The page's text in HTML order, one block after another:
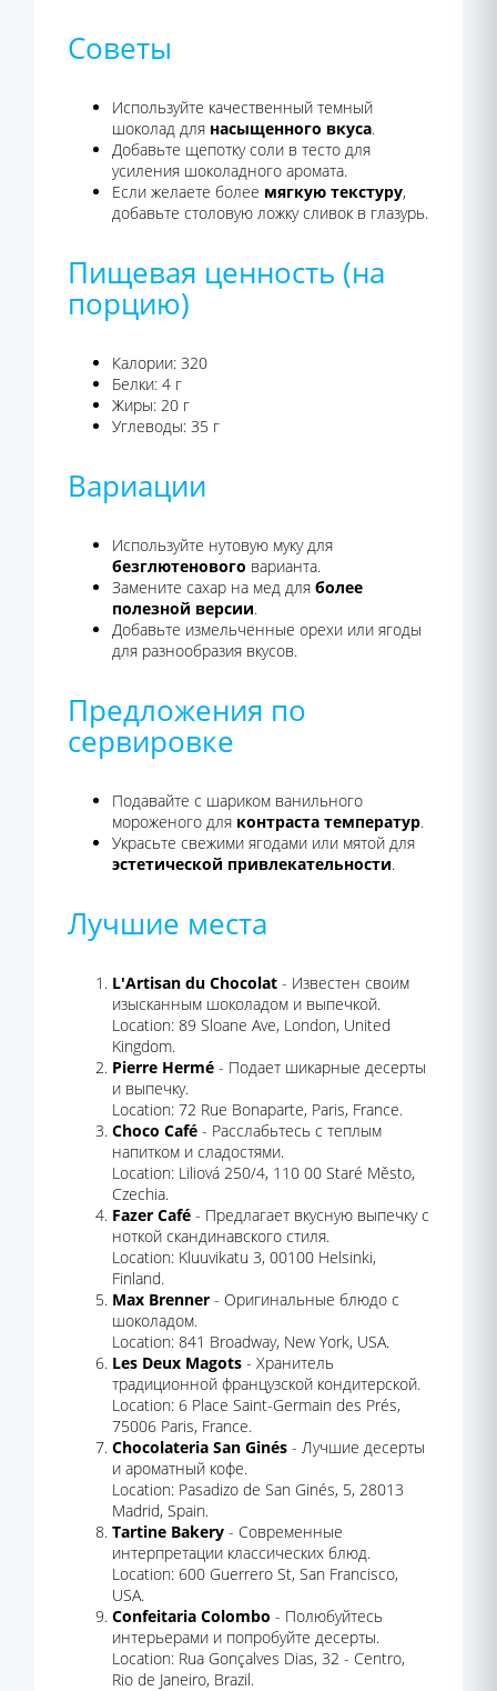
Советы
Используйте качественный темный
шоколад для насыщенного вкуса.
Добавьте щепотку соли в тесто для
усиления шоколадного аромата.
Если желаете более мягкую текстуру,
добавьте столовую ложку сливок в глазурь.
Пищевая ценность (на
порцию)
Калории: 320
Белки: 4 г
Жиры: 20 г
Углеводы: 35 г
Вариации
Используйте нутовую муку для
безглютенового варианта.
Замените сахар на мед для более
полезной версии.
Добавьте измельченные орехи или ягоды
для разнообразия вкусов.
Предложения по
сервировке
Подавайте с шариком ванильного
мороженого для контраста температур.
Украсьте свежими ягодами или мятой для
эстетической привлекательности.
Лучшие места
L'Artisan du Chocolat - Известен своим
изысканным шоколадом и выпечкой.
Location: 89 Sloane Ave, London, United
Kingdom.
Pierre Hermé - Подает шикарные десерты
и выпечку.
Location: 72 Rue Bonaparte, Paris, France.
Choco Café - Расслабьтесь с теплым
напитком и сладостями.
Location: Liliová 250/4, 110 00 Staré Město,
Czechia.
Fazer Café - Предлагает вкусную выпечку с
ноткой скандинавского стиля.
Location: Kluuvikatu 3, 00100 Helsinki,
Finland.
Max Brenner - Оригинальные блюдо с
шоколадом.
Location: 841 Broadway, New York, USA.
Les Deux Magots - Хранитель
традиционной французской кондитерской.
Location: 6 Place Saint-Germain des Prés,
75006 Paris, France.
Chocolateria San Ginés - Лучшие десерты
и ароматный кофе.
Location: Pasadizo de San Ginés, 5, 28013
Madrid, Spain.
Tartine Bakery - Современные
интерпретации классических блюд.
Location: 600 Guerrero St, San Francisco,
USA.
Confeitaria Colombo - Полюбуйтесь
интерьерами и попробуйте десерты.
Location: Rua Gonçalves Dias, 32 - Centro,
Rio de Janeiro, Brazil.